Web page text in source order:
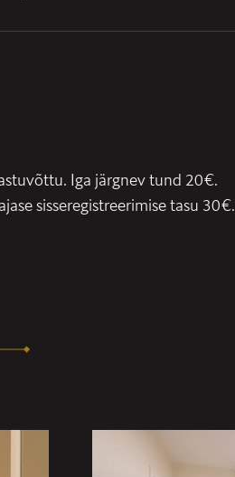
Iga järgnev tund 20€.
sisseregistreerimise tasu 30€.